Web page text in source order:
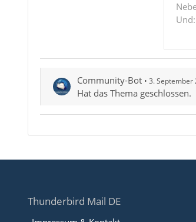
Und:
Community-Bot 3. September
Hat das Thema geschlossen.
Thunderbird Mail DE